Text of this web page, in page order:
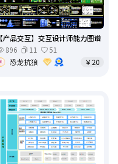
【产品交互】交互设计师能力图谱
896
11
51
恐龙抗狼
￥20